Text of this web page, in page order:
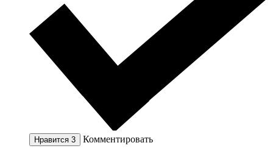
Нравится 3 Комментировать